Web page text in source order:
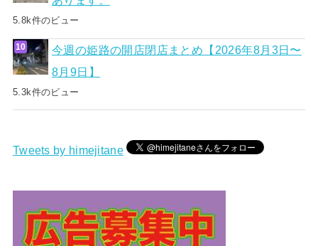
5.8k件のビュー
今週の姫路の開店閉店まとめ【2026年8月3日〜
8月9日】
5.3k件のビュー
Tweets by himejitane